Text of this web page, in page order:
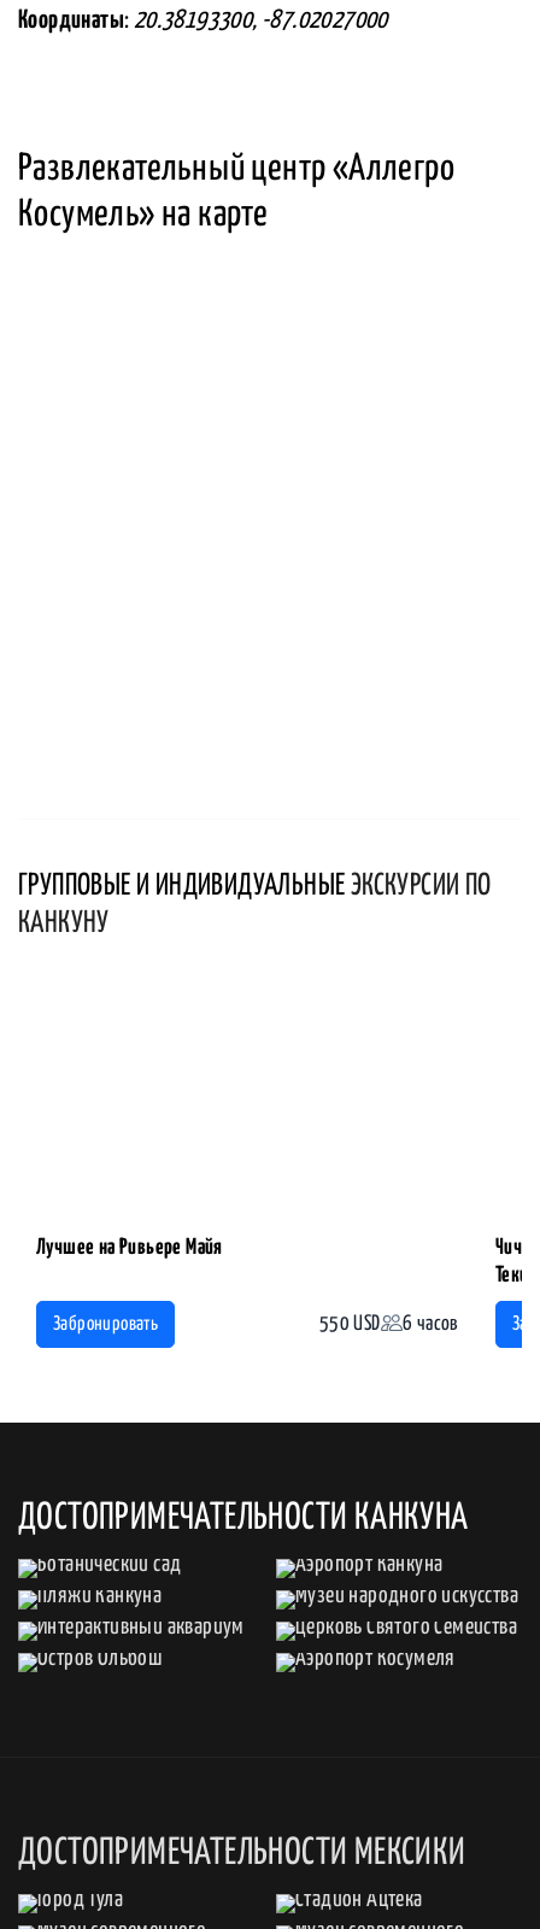
Координаты: 20.38193300, -87.02027000
Развлекательный центр «Аллегро
Косумель» на карте
ГРУППОВЫЕ И ИНДИВИДУАЛЬНЫЕ ЭКСКУРСИИ ПО
КАНКУНУ
Лучшее на Ривьере Майя
Забронировать 550 USD 6 часов
ДОСТОПРИМЕЧАТЕЛЬНОСТИ КАНКУНА
ДОСТОПРИМЕЧАТЕЛЬНОСТИ МЕКСИКИ